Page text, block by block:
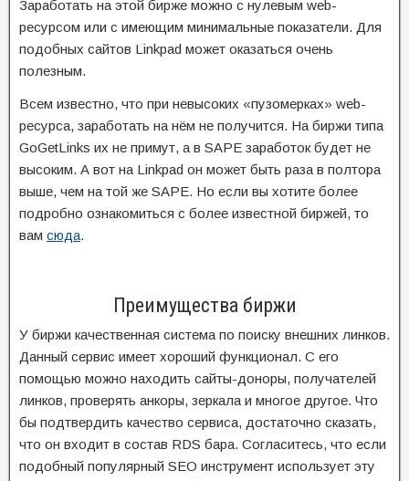
Заработать на этой бирже можно с нулевым web-
ресурсом или с имеющим минимальные показатели. Для
подобных сайтов Linkpad может оказаться очень
полезным.
Всем известно, что при невысоких «пузомерках» web-
ресурса, заработать на нём не получится. На биржи типа
GoGetLinks их не примут, а в SAPE заработок будет не
высоким. А вот на Linkpad он может быть раза в полтора
выше, чем на той же SAPE. Но если вы хотите более
подробно ознакомиться с более известной биржей, то
вам сюда.
Преимущества биржи
У биржи качественная система по поиску внешних линков.
Данный сервис имеет хороший функционал. С его
помощью можно находить сайты-доноры, получателей
линков, проверять анкоры, зеркала и многое другое. Что
бы подтвердить качество сервиса, достаточно сказать,
что он входит в состав RDS бара. Согласитесь, что если
подобный популярный SEO инструмент использует эту